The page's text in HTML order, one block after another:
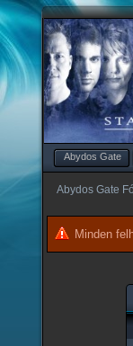
Abydos Gate
Abydos Gate
Minden